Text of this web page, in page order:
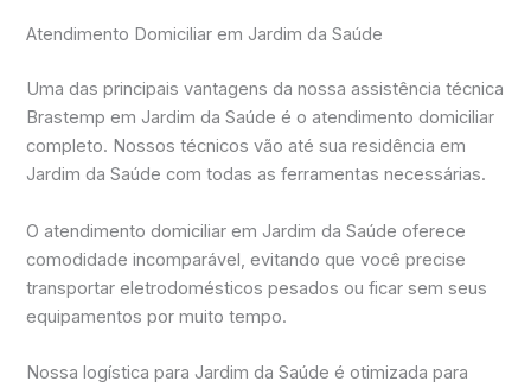
Atendimento Domiciliar em Jardim da Saúde
Uma das principais vantagens da nossa assistência técnica
Brastemp em Jardim da Saúde é o atendimento domiciliar
completo. Nossos técnicos vão até sua residência em
Jardim da Saúde com todas as ferramentas necessárias.
O atendimento domiciliar em Jardim da Saúde oferece
comodidade incomparável, evitando que você precise
transportar eletrodomésticos pesados ou ficar sem seus
equipamentos por muito tempo.
Nossa logística para Jardim da Saúde é otimizada para